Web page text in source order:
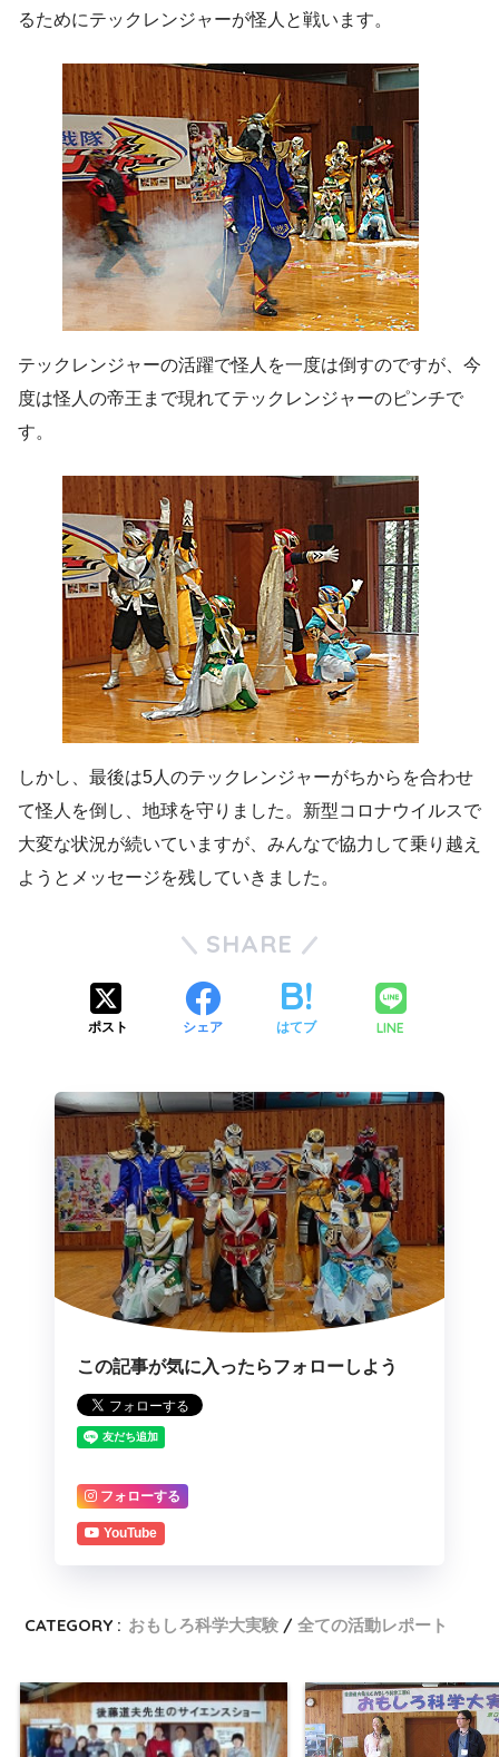
るためにテックレンジャーが怪人と戦います。
テックレンジャーの活躍で怪人を一度は倒すのですが、今
度は怪人の帝王まで現れてテックレンジャーのピンチで
す。
しかし、最後は5人のテックレンジャーがちからを合わせ
て怪人を倒し、地球を守りました。新型コロナウイルスで
大変な状況が続いていますが、みんなで協力して乗り越え
ようとメッセージを残していきました。
SHARE
ポスト シェア はてブ LINE
この記事が気に入ったらフォローしよう
フォローする
YouTube
CATEGORY : おもしろ科学大実験 全ての活動レポート